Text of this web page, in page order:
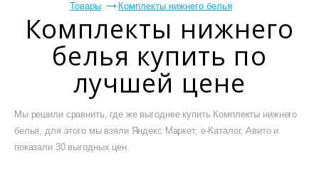
Товары Комплекты нижнего белья
Комплекты нижнего
белья купить по
лучшей цене
Мы решили сравнить, где же выгоднее купить Комплекты нижнего
белья, для этого мы взяли Яндекс Маркет, е-Каталог, Авито и
показали 30 выгодных цен.